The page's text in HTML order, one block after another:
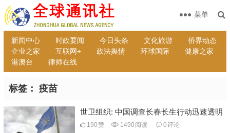
新闻中心 时政要闻 今日头条 文化旅游
侨界动态
企业之家
互联网+ 政法舆情 环球国际
健康之家
港澳台
律师在线
菜单
标签： 疫苗
世卫组织: 中国调查长春长生行动迅速透明
190赞 1490 阅读 0评论